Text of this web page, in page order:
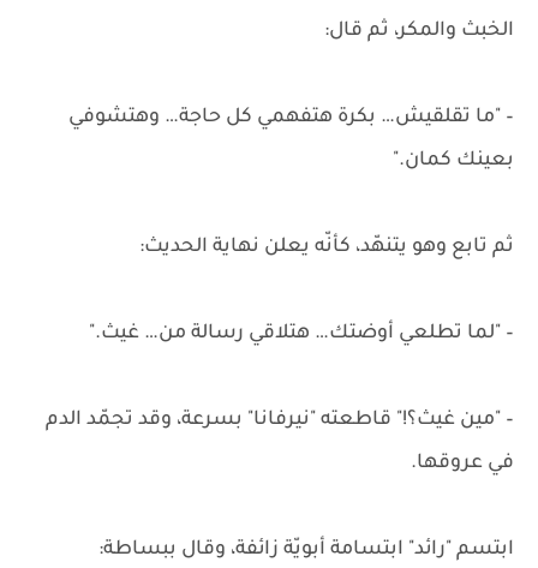
الخبث والمكر، ثم قال:
– "ما تقلقيش… بكرة هتفهمي كل حاجة… وهتشوفي
بعينك كمان."
ثم تابع وهو يتنهّد، كأنّه يعلن نهاية الحديث:
– "لما تطلعي أوضتك… هتلاقي رسالة من… غيث."
– "مين غيث؟!" قاطعته "نيرفانا" بسرعة، وقد تجمّد الدم
في عروقها.
ابتسم "رائد" ابتسامة أبويّة زائفة، وقال ببساطة: